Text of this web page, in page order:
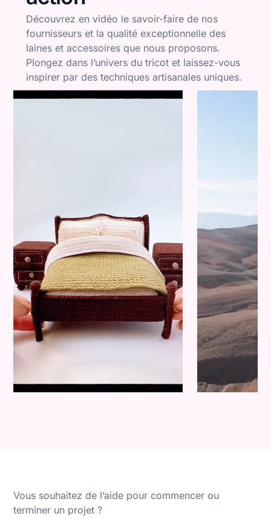
Découvrez en vidéo le savoir-faire de nos
fournisseurs et la qualité exceptionnelle des
laines et accessoires que nous proposons.
Plongez dans l’univers du tricot et laissez-vous
inspirer par des techniques artisanales uniques.
Vous souhaitez de l’aide pour commencer ou
terminer un projet ?